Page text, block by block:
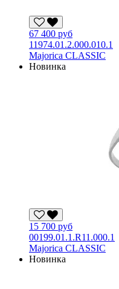
67 400 руб
11974.01.2.000.010.1
Majorica CLASSIC
Новинка
15 700 руб
00199.01.1.R11.000.1
Majorica CLASSIC
Новинка